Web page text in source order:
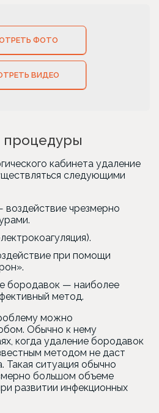
ФОТО
ВИДЕО
процедуры
кабинета удаление
следующими
чрезмерно
).
при помощи
».
бородавок — наиболее
метод.
можно
Обычно к нему
когда удаление бородавок
методом не даст
Такая ситуация обычно
большом объеме
развитии инфекционных